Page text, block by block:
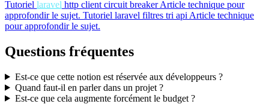
Tutoriel laravel http client circuit breaker Article technique pour
approfondir le sujet. Tutoriel laravel filtres tri api Article technique
pour approfondir le sujet.
Questions fréquentes
Est-ce que cette notion est réservée aux développeurs ?
Quand faut-il en parler dans un projet ?
Est-ce que cela augmente forcément le budget ?